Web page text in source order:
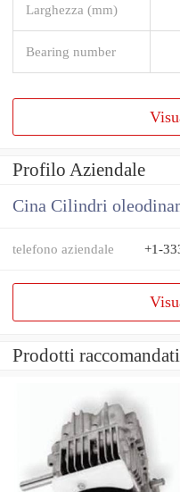
Larghezza (mm)
Bearing number
Profilo Aziendale
Cina Cilindri
telefono aziendale +1-
Prodotti raccomandati